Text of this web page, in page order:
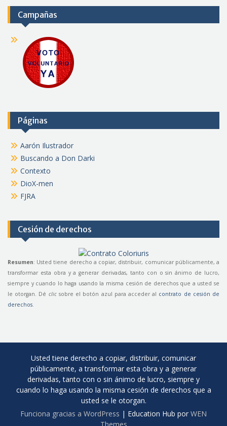
Campañas
Páginas
Aarón Ilustrador
Buscando a Don Darki
Contexto
DioX-men
FJRA
Cesión de derechos
Resumen: Usted tiene derecho a copiar, distribuir, comunicar públicamente, a
transformar esta obra y a generar derivadas, tanto con o sin ánimo de lucro,
siempre y cuando lo haga usando la misma cesión de derechos que a usted se
le otorgan. Dé clicsobre el botón azul para acceder al contrato de cesión de
derechos
Usted tiene derecho a copiar, distribuir, comunicar
públicamente, a transformar esta obra y a generar
derivadas, tanto con o sin ánimo de lucro, siempre y
cuando lo haga usando la misma cesión de derechos que a
usted se le otorgan.
Funciona gracias a WordPress | Education Hub por WEN